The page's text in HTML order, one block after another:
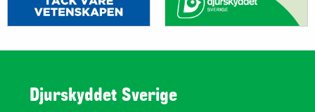
Djurskyddet Sverige